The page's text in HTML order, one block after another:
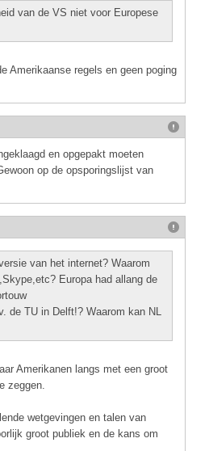
van de VS niet voor Europese
Amerikaanse regels en geen poging
en opgepakt moeten
op de opsporingslijst van
van het internet? Waarom
Europa had allang de
de TU in Delft!? Waarom kan NL
Amerikanen langs met een groot
zeggen.
wetgevingen en talen van
groot publiek en de kans om